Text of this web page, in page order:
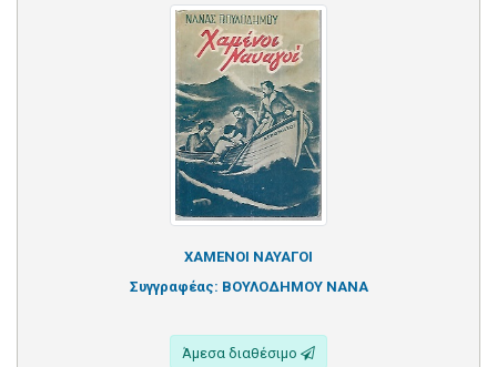
ΧΑΜΕΝΟΙ ΝΑΥΑΓΟΙ
Συγγραφέας: ΒΟΥΛΟΔΗΜΟΥ ΝΑΝΑ
Άμεσα διαθέσιμο